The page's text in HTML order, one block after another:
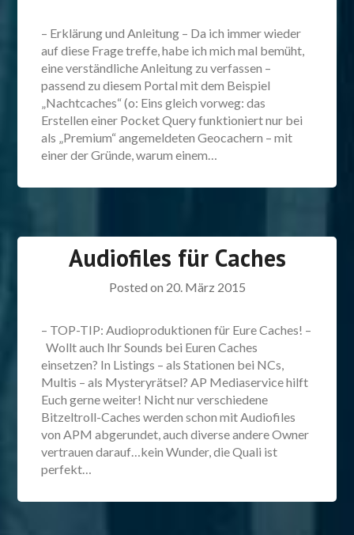
– Erklärung und Anleitung – Da ich immer wieder
auf diese Frage treffe, habe ich mich mal bemüht,
eine verständliche Anleitung zu verfassen –
passend zu diesem Portal mit dem Beispiel
„Nachtcaches“ (o: Eins gleich vorweg: das
Erstellen einer Pocket Query funktioniert nur bei
als „Premium“ angemeldeten Geocachern – mit
einer der Gründe, warum einem…
Audiofiles für Caches
Posted on 20. März 2015
– TOP-TIP: Audioproduktionen für Eure Caches! –
Wollt auch Ihr Sounds bei Euren Caches
einsetzen? In Listings – als Stationen bei NCs,
Multis – als Mysteryrätsel? AP Mediaservice hilft
Euch gerne weiter! Nicht nur verschiedene
Bitzeltroll-Caches werden schon mit Audiofiles
von APM abgerundet, auch diverse andere Owner
vertrauen darauf…kein Wunder, die Quali ist
perfekt…